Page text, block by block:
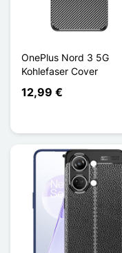
OnePlus Nord 3 5G
Kohlefaser Cover
12,99 €